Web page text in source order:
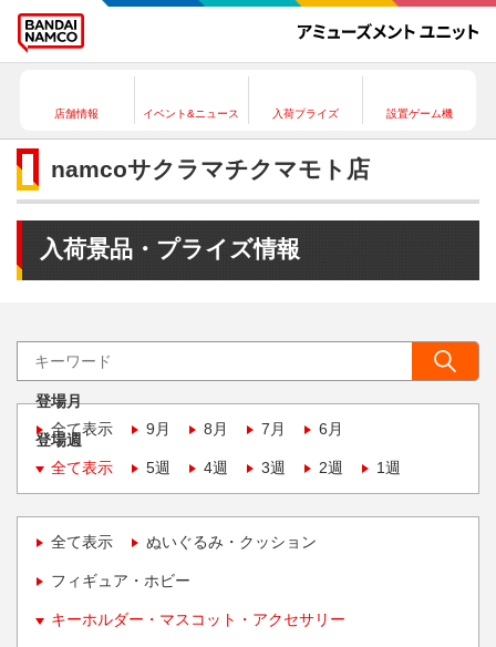
店舗情報 イベント&ニュース 入荷プライズ 設置ゲーム機
namcoサクラマチクマモト店
入荷景品・プライズ情報
登場月
全て表示
9月 8月 7月 6月
登場週
全て表示
5週 4週 3週 2週 1週
全て表示 ぬいぐるみ・クッション
フィギュア・ホビー
キーホルダー・マスコット・アクセサリー